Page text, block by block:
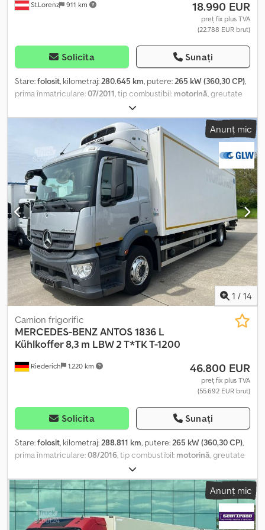
oferi o ofertă personalizată! Vehiculul poate fi colantat sau
inscripționat cu reclame. Se aplică condițiile noastre generale de
livrare și plată. Cu plăcere vă putem oferi o soluție de finanțare
St.Lorenz 911 km 18.990 EUR
preț fix plus TVA
(22.788 EUR brut)
Solicita Sunați
Stare:folosit, kilometraj:280.645 km, putere:265 kW (360,30 CP),
prima înmatriculare:07/2011, tip combustibil: motorină, greutate
, configurație ax:3 axe
angrenaj:mecanic, clasă de emisii:Euro 5, Dotări:aer condiționat,
Tel.: sună (Contact · Telefon · Mobil · WhatsApp) * Man TGS 26.360
6x2 / 4 BL * Autogunoieră * 3 axe * Cutie de viteze manuală *
Suspensie pe foi de arc față * Suspensie pneumatică spate * Axa
de mers înainte * VIN: WMA24SZZ7BW157067 * Tip motor:
D2066LF59 * Kw: 265 * Euro 5 * Capacitate cilindrică: 10.518 cmc
* Greutate proprie: 14.000 kg * Greutate totală: 26.000 kg *
Sarcină utilă: 11.925 kg * Ampatament: 3750 / 1350 mm * Lungime
vehicul: 8.850 mm * Lățime vehicul: 2.550 mm * Înălțime vehicul:
3.510 mm * ITP valabil până la 07/2022 Dwsdpjm Eyh Dofx Aiuoa *
Preț net * Toate informațiile fără garanție
Anunț mic
1 / 14
Riederich 1.220 km
Camion frigorific
MERCEDES-BENZANTOS 1836 L
Kühlkoffer 8,3 m LBW 2 T*TK T-1200
46.800 EUR
preț fix plus TVA
(55.692 EUR brut)
Solicita Sunați
Stare:folosit, kilometraj: 288.811 km, putere: 265 kW (360,30 CP),
prima înmatriculare:08/2016 , tip combustibil: motorină , greutate
, configurație ax:2 axe
angrenaj:automat, clasă de emisii:Euro 6, volumul spațiului de
încărcare:48 m³, lungimea spațiului de încărcare:8.200 mm,
lățimea spațiului de încărcare:
2.450 mm, înălțime spațiu de
încărcare:2.380 mm, An de fabricație:2016, Dotări:ABS, aer
Anunț mic